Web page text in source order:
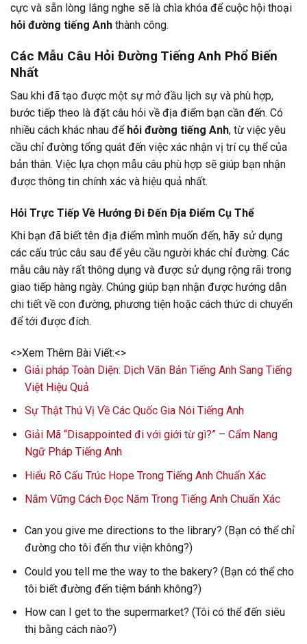
cực và sẵn lòng lắng nghe sẽ là chìa khóa để cuộc hội thoại
hỏi đường tiếng Anh thành công.
Các Mẫu Câu Hỏi Đường Tiếng Anh Phổ Biến
Nhất
Sau khi đã tạo được một sự mở đầu lịch sự và phù hợp,
bước tiếp theo là đặt câu hỏi về địa điểm bạn cần đến. Có
nhiều cách khác nhau để hỏi đường tiếng Anh, từ việc yêu
cầu chỉ đường tổng quát đến việc xác nhận vị trí cụ thể của
bản thân. Việc lựa chọn mẫu câu phù hợp sẽ giúp bạn nhận
được thông tin chính xác và hiệu quả nhất.
Hỏi Trực Tiếp Về Hướng Đi Đến Địa Điểm Cụ Thể
Khi bạn đã biết tên địa điểm mình muốn đến, hãy sử dụng
các cấu trúc câu sau để yêu cầu người khác chỉ đường. Các
mẫu câu này rất thông dụng và được sử dụng rộng rãi trong
giao tiếp hàng ngày. Chúng giúp bạn nhận được hướng dẫn
chi tiết về con đường, phương tiện hoặc cách thức di chuyển
để tới được đích.
<>Xem Thêm Bài Viết:<>
Giải pháp Toàn Diện: Dịch Văn Bản Tiếng Anh Sang Tiếng
Việt Hiệu Quả
Sự Thật Thú Vị Về Các Quốc Gia Nói Tiếng Anh
Giải Mã “Disappointed đi với giới từ gì?” – Cẩm Nang
Ngữ Pháp Tiếng Anh
Hiểu Rõ Cấu Trúc Hope Trong Tiếng Anh Chuẩn Xác
Nắm Vững Cách Đọc Năm Trong Tiếng Anh Chuẩn Xác
Can you give me directions to the library? (Bạn có thể chỉ
đường cho tôi đến thư viện không?)
Could you tell me the way to the bakery? (Bạn có thể cho
tôi biết đường đến tiệm bánh không?)
How can I get to the supermarket? (Tôi có thể đến siêu
thị bằng cách nào?)